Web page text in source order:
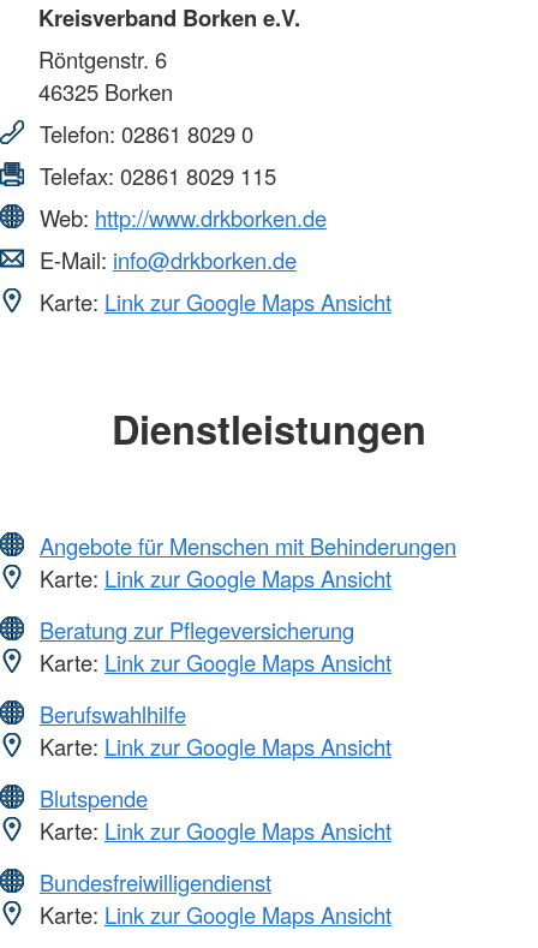
Kreisverband Borken e.V.
Röntgenstr. 6
46325 Borken
Telefon: 02861 8029 0
Telefax: 02861 8029 115
Web: http://www.drkborken.de
E-Mail: info@drkborken.de
Karte: Link zur Google Maps Ansicht
Dienstleistungen
Angebote für Menschen mit Behinderungen
Karte: Link zur Google Maps Ansicht
Beratung zur Pflegeversicherung
Karte: Link zur Google Maps Ansicht
Berufswahlhilfe
Karte: Link zur Google Maps Ansicht
Blutspende
Karte: Link zur Google Maps Ansicht
Bundesfreiwilligendienst
Karte: Link zur Google Maps Ansicht